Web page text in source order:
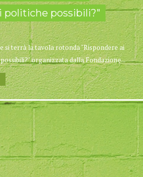
politiche possibili?"
si terrà la tavola rotonda "Rispondere ai
organizzata dalla Fondazione...